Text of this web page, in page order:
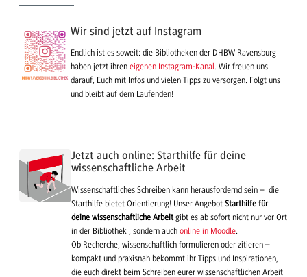
Wir sind jetzt auf Instagram
Endlich ist es soweit: die Bibliotheken der DHBW Ravensburg
haben jetzt ihreneigenen Instagram-Kanal. Wir freuen uns
darauf, Euch mit Infos und vielen Tipps zu versorgen. Folgt uns
und bleibt auf dem Laufenden!
Jetzt auch online: Starthilfe für deine
wissenschaftliche Arbeit
Wissenschaftliches Schreiben kann herausfordernd sein – die
Starthilfe bietet Orientierung! Unser AngebotStarthilfe für
deine wissenschaftliche Arbeitgibt es ab sofort nicht nur vor Ort
in der Bibliothek , sondern auchonline in Moodle.
Ob Recherche, wissenschaftlich formulieren oder zitieren –
kompakt und praxisnah bekommt ihr Tipps und Inspirationen,
die euch direkt beim Schreiben eurer wissenschaftlichen Arbeit